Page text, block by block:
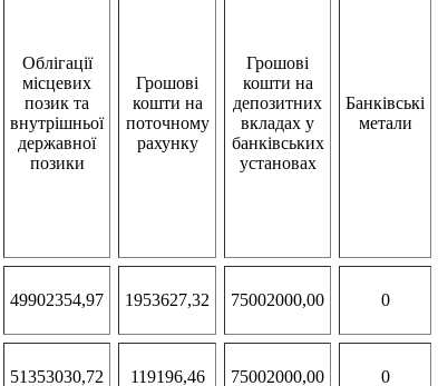
Облігації
місцевих
позик та
внутрішньої
державної
позики
Грошові
кошти на
поточному
рахунку
Грошові
кошти на
депозитних
вкладах у
банківських
установах
Банківські
метали
49902354,97 1953627,32 75002000,00 0
51353030,72 119196,46 75002000,00 0